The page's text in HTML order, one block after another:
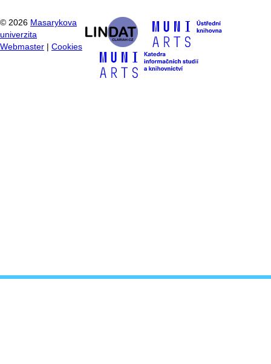
© 2026 Masarykova
univerzita
Webmaster
Cookies